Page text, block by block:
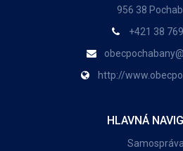
956 38
+421 38
http://
HLAVNÁ
Samospráva